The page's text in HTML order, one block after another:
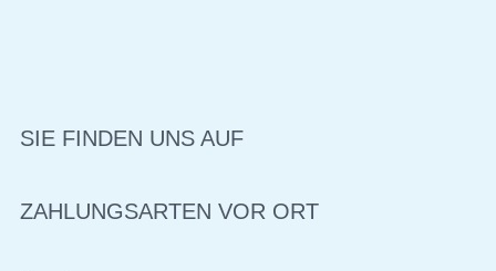
SIE FINDEN UNS AUF
ZAHLUNGSARTEN VOR ORT